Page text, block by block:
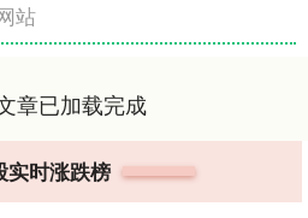
站
章已加载完成
实时涨跌榜